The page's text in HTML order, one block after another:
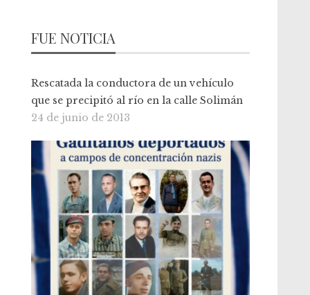
FUE NOTICIA
Rescatada la conductora de un vehículo
que se precipitó al río en la calle Solimán
24 de junio de 2013